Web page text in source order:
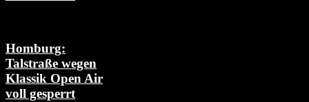
Homburg:
Talstraße wegen
Klassik Open Air
voll gesperrt